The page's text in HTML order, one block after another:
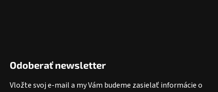
Odoberať newsletter
Vložte svoj e-mail a my Vám budeme zasielať informácie o